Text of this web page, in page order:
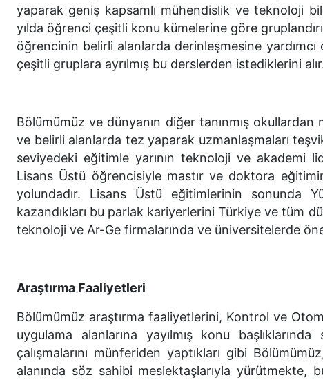
yaparak geniş kapsamlı mühendislik ve teknoloji
yılda öğrenci çeşitli konu kümelerine göre
öğrencinin belirli alanlarda derinleşmesine
çeşitli gruplara ayrılmış bu derslerden istediklerini
Bölümümüz ve dünyanın diğer tanınmış
ve belirli alanlarda tez yaparak uzmanlaşmaları
seviyedeki eğitimle yarının teknoloji ve akademi
Lisans Üstü öğrencisiyle mastır ve doktora
yolundadır. Lisans Üstü eğitimlerinin sonunda
kazandıkları bu parlak kariyerlerini Türkiye ve tüm
teknoloji ve Ar-Ge firmalarında ve üniversitelerde
Araştırma Faaliyetleri
Bölümümüz araştırma faaliyetlerini, Kontrol ve
uygulama alanlarına yayılmış konu
çalışmalarını münferiden yaptıkları gibi
alanında söz sahibi meslektaşlarıyla yürütmekte,